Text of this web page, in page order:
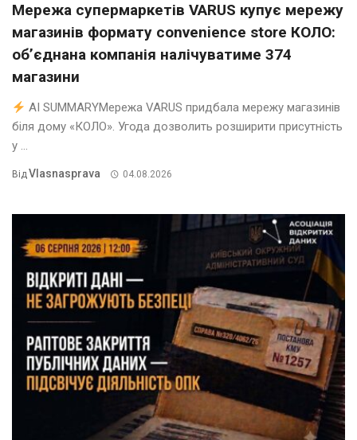
Мережа супермаркетів VARUS купує мережу
магазинів формату convenience store КОЛО:
об’єднана компанія налічуватиме 374
магазини
AI SUMMARYМережа VARUS придбала мережу магазинів
біля дому «КОЛО». Угода дозволить розширити присутність
у ...
ВідVlasnasprava 04.08.2026